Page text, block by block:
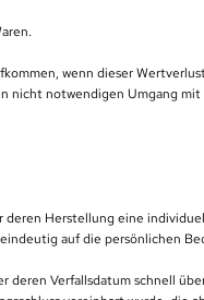
wenn dieser
nicht notwendigen Umgang
Herstellung eine
auf die persönlichen
deren Verfallsdatum schnell